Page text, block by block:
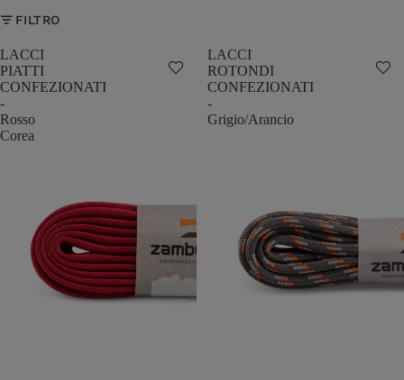
FILTRO
LACCI
PIATTI
CONFEZIONATI
-
Rosso
Corea
LACCI
ROTONDI
CONFEZIONATI
-
Grigio/Arancio